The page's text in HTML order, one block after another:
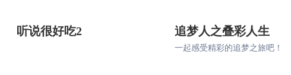
听说很好吃2 追梦人之叠彩人生
一起感受精彩的追梦之旅吧！